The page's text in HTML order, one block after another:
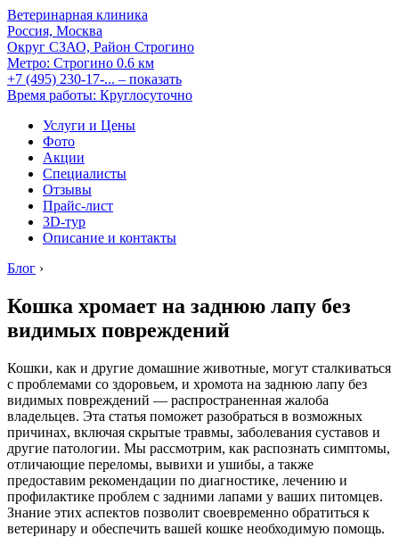
Ветеринарная клиника
Россия, Москва
Округ СЗАО, Район Строгино
Метро: Строгино 0.6 км
+7 (495) 230-17-... – показать
Время работы: Круглосуточно
Услуги и Цены
Фото
Акции
Специалисты
Отзывы
Прайс-лист
3D-тур
Описание и контакты
Блог ›
Кошка хромает на заднюю лапу без
видимых повреждений
Кошки, как и другие домашние животные, могут сталкиваться
с проблемами со здоровьем, и хромота на заднюю лапу без
видимых повреждений — распространенная жалоба
владельцев. Эта статья поможет разобраться в возможных
причинах, включая скрытые травмы, заболевания суставов и
другие патологии. Мы рассмотрим, как распознать симптомы,
отличающие переломы, вывихи и ушибы, а также
предоставим рекомендации по диагностике, лечению и
профилактике проблем с задними лапами у ваших питомцев.
Знание этих аспектов позволит своевременно обратиться к
ветеринару и обеспечить вашей кошке необходимую помощь.